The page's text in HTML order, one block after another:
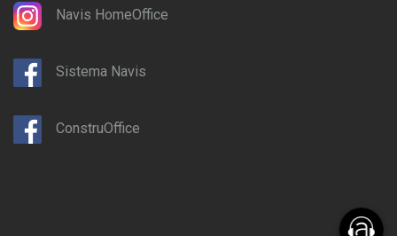
Navis HomeOffice
Sistema Navis
ConstruOffice